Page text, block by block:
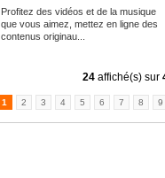
Profitez des vidéos et de la musique
que vous aimez, mettez en ligne des
contenus originau...
24 affiché(s) sur
1 2 3 4 5 6 7 8 9